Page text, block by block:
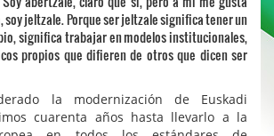
soy jeltzale. Porque ser jeltzale significa tener un
significa trabajar en modelos institucionales,
propios que difieren de otros que dicen ser
la modernización de Euskadi
cuarenta años hasta llevarlo a la